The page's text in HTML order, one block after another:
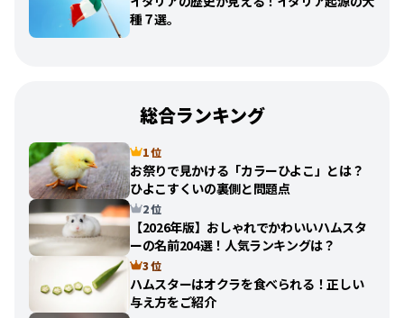
種７選。
総合ランキング
1 位
お祭りで見かける「カラーひよこ」とは？
ひよこすくいの裏側と問題点
2 位
【2026年版】おしゃれでかわいいハムスタ
ーの名前204選！人気ランキングは？
3 位
ハムスターはオクラを食べられる！正しい
与え方をご紹介